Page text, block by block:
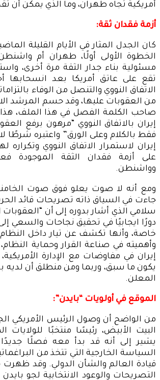
أمريكية تجاه طهران، وما الذي يمكن أن
أزمة فقدان ثقة:
كان الجدل المثار في الأيام القليلة
الخطوة الأولى أولًا، طهران أم
مسئولية بناء جدار الثقة مرة أخرى،
تقع على عاتق أمريكا بعد انسحابها
الاتفاق النووي والتنصل من الوفاء
من العقوبات عليها، وقد حسم المرشد
صاحب الكلمة الفصل في هذا الملف، هذا
إيران بالاتفاق النووي “مرهون برفع
فقط بالكلام وعلى الورق” واعتبره شرطًا
إيران لاستمرار الاتفاق النووي وتكراره
على أزمة فقدان الثقة الموجودة
وواشنطن.
ومع أنه لا صوت يعلو فوق صوت
جاءت في السياق ذاته تصريحات قائد
سلامي الذي أشار بدوره إلى أن “العقوبات
دورًا ايجابيًا في تحقيق نجاحات والسعي إلى
خاصة، وأنها تكشف عن تيار داخل النظام
وأهميته في صناعة القرار وحماية
إيران في مفاوضات مع الإدارة
يكون ما سبق، وربما ومن منطلق أن لديه
المعلن.
الموقع في أولويات “بايدن”:
من الواضح أن وصول الرئيس الأمريكي
البيت الأبيض، رئيسًا منتخبًا للولايات
يشير إلى أنه قد بدأ معه فصلًا جديدًا
السياسة الخارجية التي تتخذ من
قيادة العالم والشأن الدولي. وقد
التصريحات والوعود الانتخابية لجو